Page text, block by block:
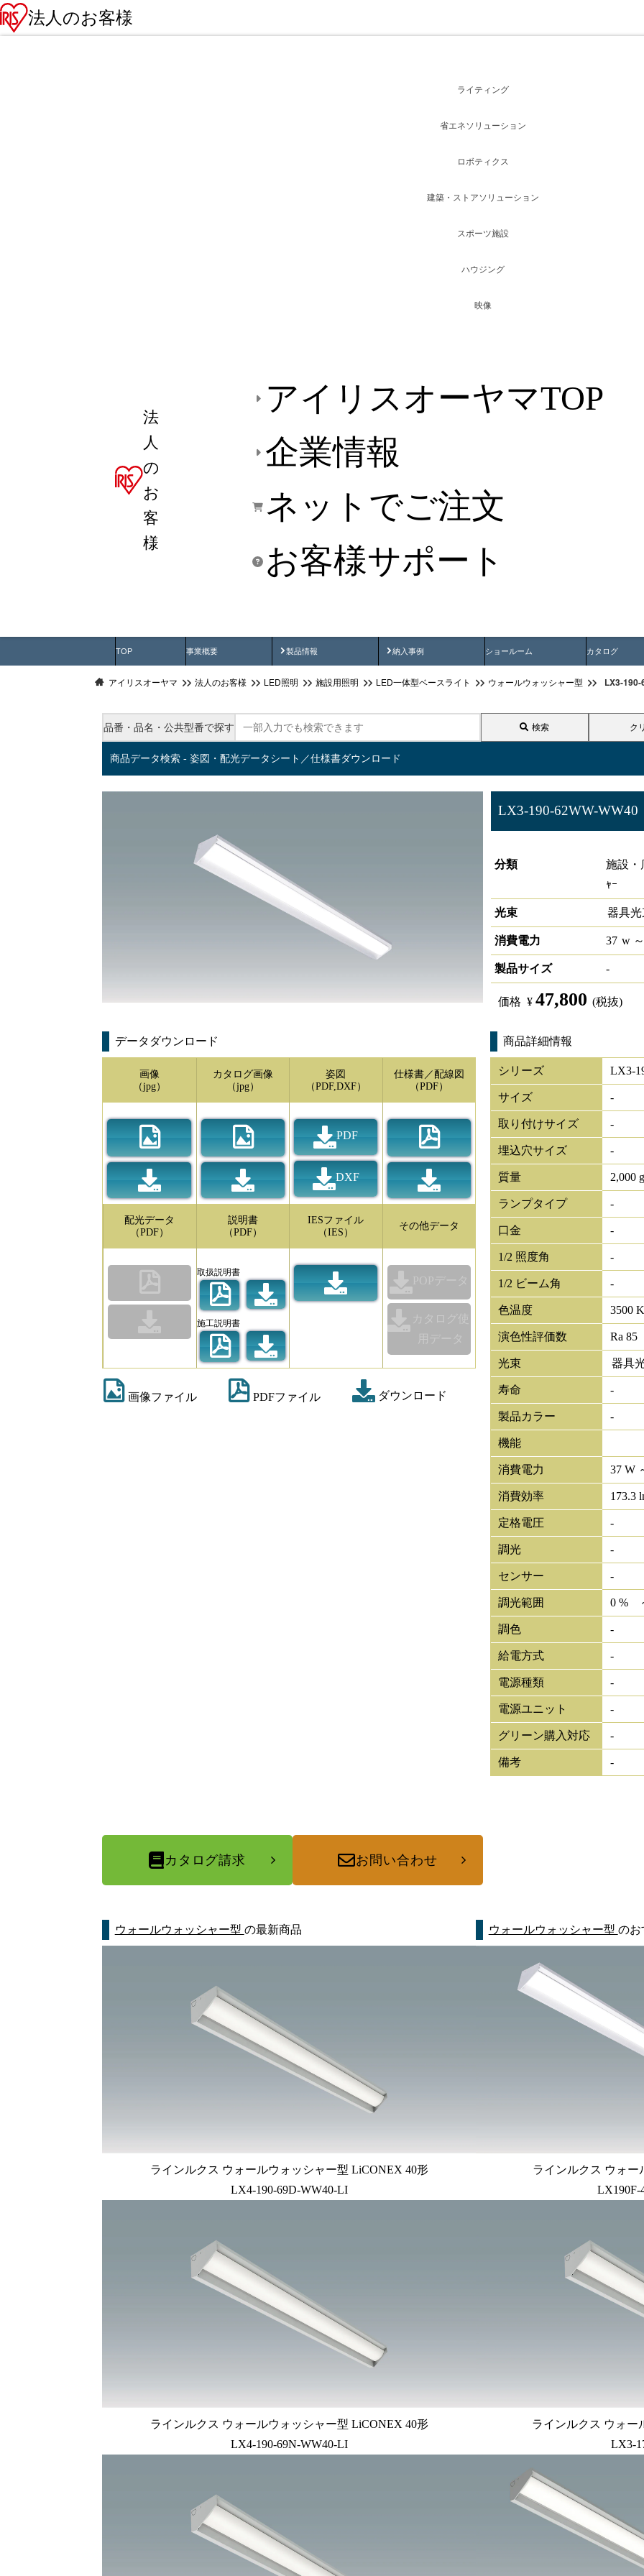
法人のお客様
法
人
の
お
客
様
アイリスオーヤマTOP
企業情報
ネットでご注文
お客様サポート
ライティング
省エネソリューション
ロボティクス
建築・ストアソリューション
スポーツ施設
ハウジング
映像
TOP 事業概要 製品情報
製品動画 納入事例
納入事例動画 ショールーム カタログ
アイリスオーヤマ 法人のお客様 LED照明 施設用照明 LED一体型ベースライト ウォールウォッシャー型 LX3-190-
品番・品名・公共型番で探す 検索 ク
商品データ検索 - 姿図・配光データシート／仕様書ダウンロード
LX3-190-62WW-WW40
分類
施設
ｬｰ
光束 器具
消費電力 37 w
製品サイズ -
価格 ¥ 47,800 (税抜)
データダウンロード
画像
（jpg）
カタログ画像
（jpg）
姿図
（PDF,DXF）
PDF
DXF
仕様書／配線図
（PDF）
配光データ
（PDF）
説明書
（PDF）
取扱説明書
施工説明書
IESファイル
（IES）
その他データ
POPデータ
カタログ使
用データ
画像ファイル PDFファイル ダウンロード
商品詳細情報
シリーズ LX3-
サイズ -
取り付けサイズ -
埋込穴サイズ -
質量 2,000 g
ランプタイプ -
口金 -
1/2 照度角 -
1/2 ビーム角 -
色温度 3500 K
演色性評価数 Ra 85
光束 器具
寿命 -
製品カラー -
機能
消費電力 37 W
消費効率 173.3
定格電圧 -
調光 -
センサー -
調光範囲 0 %
調色 -
給電方式 -
電源種類 -
電源ユニット -
グリーン購入対応 -
備考 -
カタログ請求 お問い合わせ
ウォールウォッシャー型 の最新商品
ラインルクス ウォールウォッシャー型 LiCONEX 40形
LX4-190-69D-WW40-LI
ラインルクス ウォールウォッシャー型 LiCONEX 40形
LX4-190-69N-WW40-LI
ウォールウォッシャー型 のお
ラインルクス ウォー
LX190F-
ラインルクス ウォー
LX3-